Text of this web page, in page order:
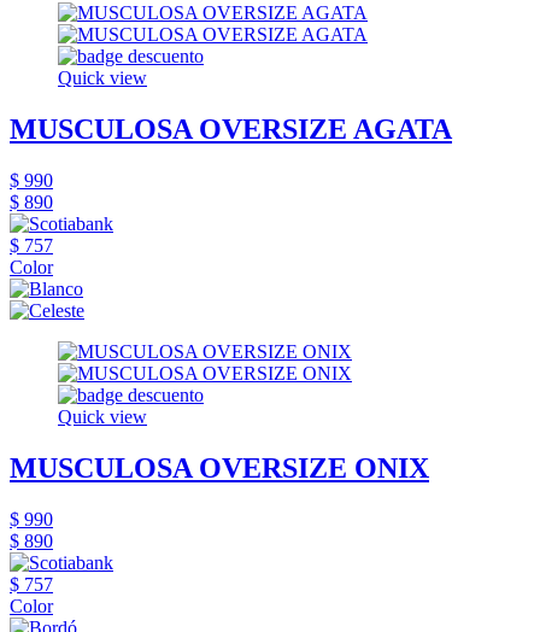
Quick view
MUSCULOSA OVERSIZE AGATA
$ 990
$ 890
$ 757
Color
Quick view
MUSCULOSA OVERSIZE ONIX
$ 990
$ 890
$ 757
Color